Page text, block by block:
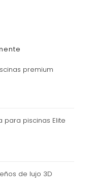
premium
para piscinas Elite
de lujo 3D